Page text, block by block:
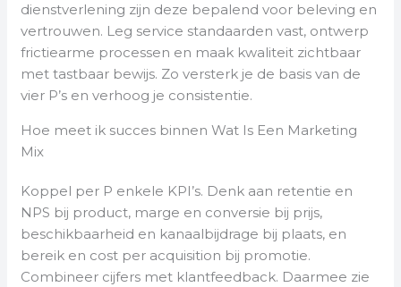
dienstverlening zijn deze bepalend voor beleving en
vertrouwen. Leg service standaarden vast, ontwerp
frictiearme processen en maak kwaliteit zichtbaar
met tastbaar bewijs. Zo versterk je de basis van de
vier P’s en verhoog je consistentie.
Hoe meet ik succes binnen Wat Is Een Marketing
Mix
Koppel per P enkele KPI’s. Denk aan retentie en
NPS bij product, marge en conversie bij prijs,
beschikbaarheid en kanaalbijdrage bij plaats, en
bereik en cost per acquisition bij promotie.
Combineer cijfers met klantfeedback. Daarmee zie